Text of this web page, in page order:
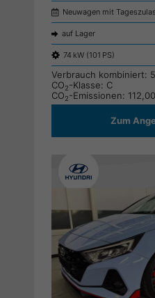
Neuwagen mit
auf Lager
74 kW (101 PS)
Verbrauch kombiniert:
CO2-Klasse: C
CO2-Emissionen:
Zum